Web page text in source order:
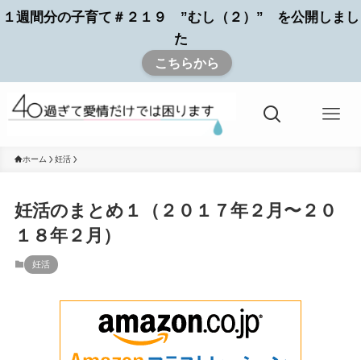
１週間分の子育て＃２１９ ”むし（２）” を公開しまし
た
こちらから
ホーム 妊活
妊活のまとめ１（２０１７年２月〜２０
１８年２月）
妊活